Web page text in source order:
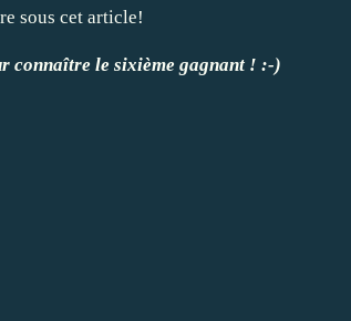
sous cet article!
connaître le sixième gagnant ! :-)